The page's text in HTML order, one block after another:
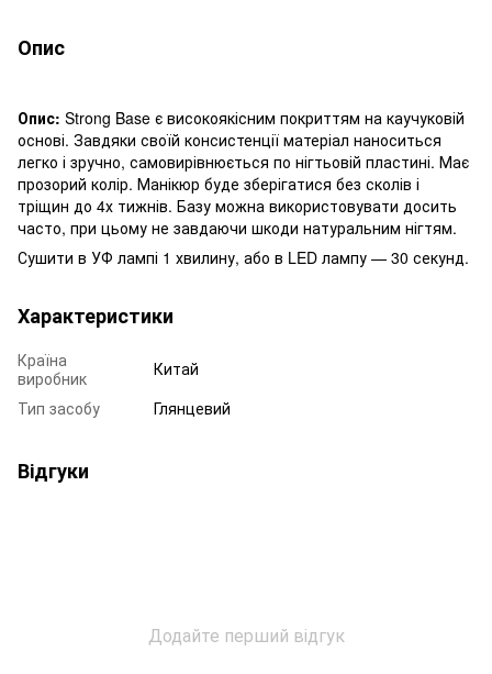
Опис
Опис: Strong Base є високоякісним покриттям на каучуковій
основі. Завдяки своїй консистенції матеріал наноситься
легко і зручно, самовирівнюється по нігтьовій пластині. Має
прозорий колір. Манікюр буде зберігатися без сколів і
тріщин до 4х тижнів. Базу можна використовувати досить
часто, при цьому не завдаючи шкоди натуральним нігтям.
Сушити в УФ лампі 1 хвилину, або в LED лампу — 30 секунд.
Характеристики
Країна
виробник
Китай
Тип засобу
Глянцевий
Відгуки
Додайте перший відгук